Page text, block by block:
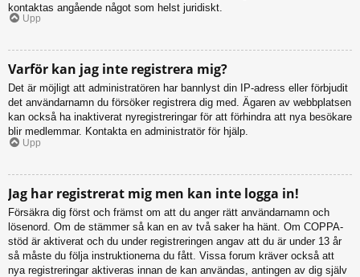
kontaktas angående något som helst juridiskt.
Upp
Varför kan jag inte registrera mig?
Det är möjligt att administratören har bannlyst din IP-adress eller förbjudit
det användarnamn du försöker registrera dig med. Ägaren av webbplatsen
kan också ha inaktiverat nyregistreringar för att förhindra att nya besökare
blir medlemmar. Kontakta en administratör för hjälp.
Upp
Jag har registrerat mig men kan inte logga in!
Försäkra dig först och främst om att du anger rätt användarnamn och
lösenord. Om de stämmer så kan en av två saker ha hänt. Om COPPA-
stöd är aktiverat och du under registreringen angav att du är under 13 år
så måste du följa instruktionerna du fått. Vissa forum kräver också att
nya registreringar aktiveras innan de kan användas, antingen av dig själv